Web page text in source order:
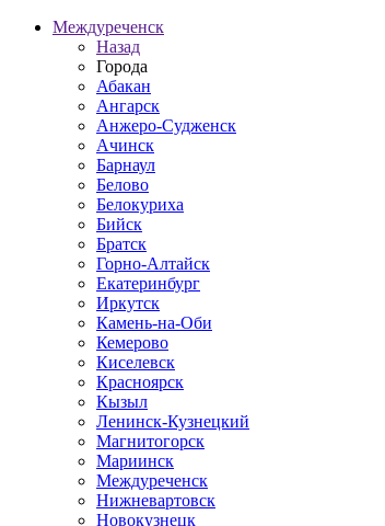
Междуреченск
Назад
Города
Абакан
Ангарск
Анжеро-Судженск
Ачинск
Барнаул
Белово
Белокуриха
Бийск
Братск
Горно-Алтайск
Екатеринбург
Иркутск
Камень-на-Оби
Кемерово
Киселевск
Красноярск
Кызыл
Ленинск-Кузнецкий
Магнитогорск
Мариинск
Междуреченск
Нижневартовск
Новокузнецк